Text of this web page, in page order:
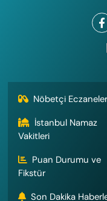
Nöbetçi Eczaneler
İstanbul Namaz
Vakitleri
Puan Durumu ve
Fikstür
Son Dakika